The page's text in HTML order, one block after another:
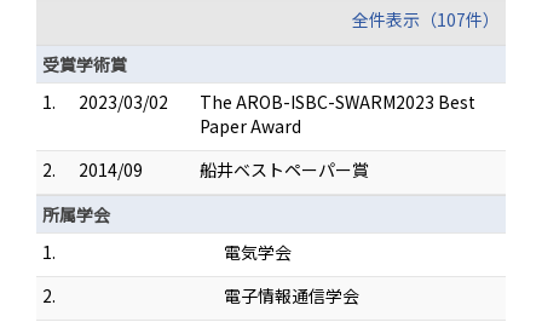
全件表示（107件）
受賞学術賞
1.
2023/03/02
The AROB-ISBC-SWARM2023 Best
Paper Award
2.
2014/09
船井ベストペーパー賞
所属学会
1.
電気学会
2.
電子情報通信学会